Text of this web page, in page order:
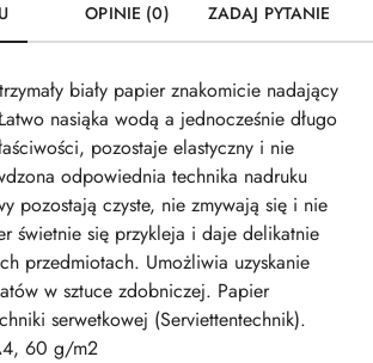
OPINIE (0) ZADAJ PYTANIE
biały papier znakomicie nadający
nasiąka wodą a jednocześnie długo
pozostaje elastyczny i nie
odpowiednia technika nadruku
pozostają czyste, nie zmywają się i nie
świetnie się przykleja i daje delikatnie
przedmiotach. Umożliwia uzyskanie
w sztuce zdobniczej. Papier
serwetkowej (Serviettentechnik).
60 g/m2